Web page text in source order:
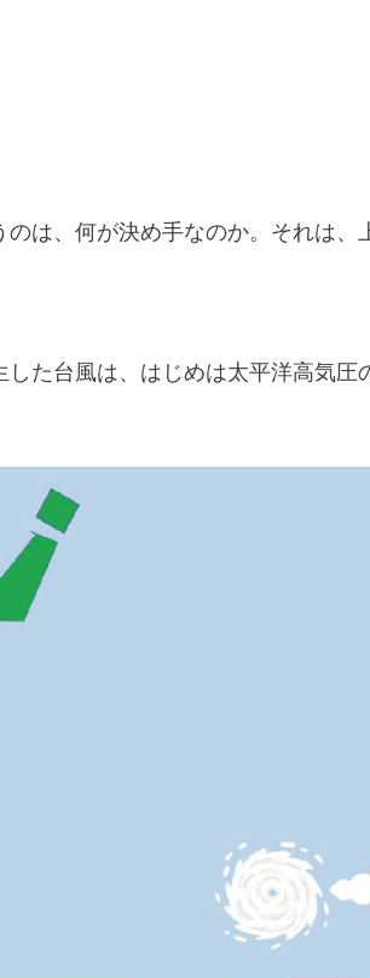
は、何が決め手なのか。それは、
た台風は、はじめは太平洋高気